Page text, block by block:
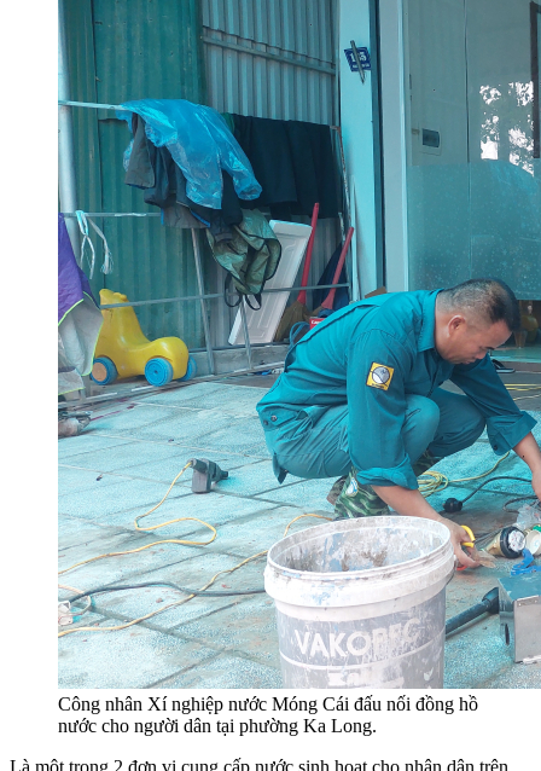
Công nhân Xí nghiệp nước Móng Cái đấu nối đồng hồ
nước cho người dân tại phường Ka Long.
Là một trong 2 đơn vị cung cấp nước sinh hoạt cho nhân dân trên